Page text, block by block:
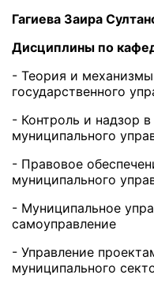
Гагиева Заира
Дисциплины по
- Теория и
государственного
- Контроль и надзор
муниципального
- Правовое
муниципального
- Муниципальное
самоуправление
- Управление
муниципального